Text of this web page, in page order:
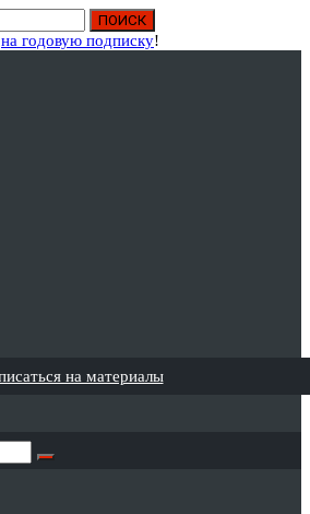
на годовую подписку!
на материалы